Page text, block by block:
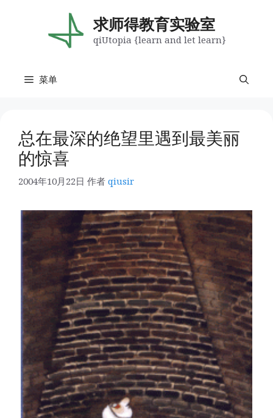
求师得教育实验室
qiUtopia {learn and let learn}
菜单
总在最深的绝望里遇到最美丽
的惊喜
2004年10月22日 作者 qiusir